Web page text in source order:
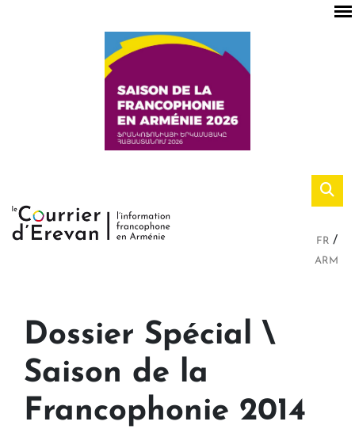
FR
ARM
Dossier Spécial \
Saison de la
Francophonie 2014